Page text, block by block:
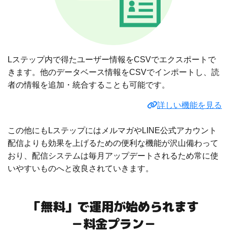
Lステップ内で得たユーザー情報をCSVでエクスポートで
きます。他のデータベース情報をCSVでインポートし、読
者の情報を追加・統合することも可能です。
詳しい機能を見る
この他にもLステップにはメルマガやLINE公式アカウント
配信よりも効果を上げるための便利な機能が沢山備わって
おり、配信システムは毎月アップデートされるため常に使
いやすいものへと改良されていきます。
「無料」で運用が始められます
－料金プラン－